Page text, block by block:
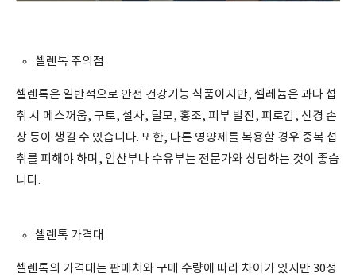
셀렌톡 주의점
셀렌톡은 일반적으로 안전 건강기능 식품이지만, 셀레늄은 과다 섭
취 시 메스꺼움, 구토, 설사, 탈모, 홍조, 피부 발진, 피로감, 신경 손
상 등이 생길 수 있습니다. 또한, 다른 영양제를 복용할 경우 중복 섭
취를 피해야 하며, 임산부나 수유부는 전문가와 상담하는 것이 좋습
니다.
셀렌톡 가격대
셀렌톡의 가격대는 판매처와 구매 수량에 따라 차이가 있지만 30정